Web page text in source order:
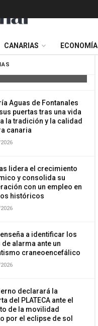
contra una
Aguas de Fontanales
puertas tras una vida
la tradición y la calidad
canaria
lidera el crecimiento
y consolida su
con un empleo en
históricos
enseña a identificar los
alarma ante un
craneoencefálico
declarará la
del PLATECA ante el
de la movilidad
por el eclipse de sol
CANARIAS ECONOMÍA